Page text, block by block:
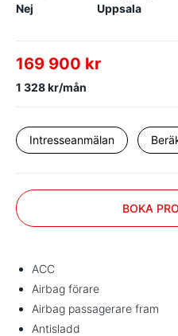
Nej
Uppsala
169 900 kr
1 328 kr/mån
Intresseanmälan
BOKA
ACC
Airbag förare
Airbag passagerare fram
Antisladd